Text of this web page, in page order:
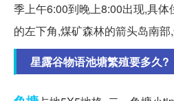
季上午6:00到晚上8:00出现,具
的左下角,煤矿森林的箭头岛南部,
星露谷物语池塘繁殖要多久?